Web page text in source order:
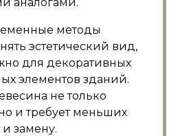
методы
эстетический вид,
для декоративных
элементов зданий.
не только
и требует меньших
и замену.